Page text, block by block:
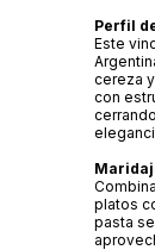
Perfil
Este
cereza
con
platos
pasta